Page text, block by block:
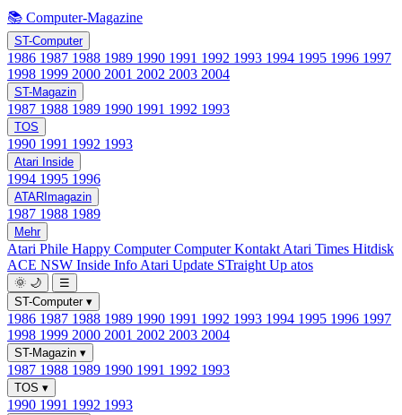
📚 Computer-Magazine
ST-Computer
1986 1987 1988 1989 1990 1991 1992 1993 1994 1995 1996 1997
1998 1999 2000 2001 2002 2003 2004
ST-Magazin
1987 1988 1989 1990 1991 1992 1993
TOS
1990 1991 1992 1993
Atari Inside
1994 1995 1996
ATARImagazin
1987 1988 1989
Mehr
Atari Phile Happy ComputerComputer Kontakt Atari Times Hitdisk
ACE NSW Inside Info Atari Update STraight Up atos
🌞 🌙
☰
ST-Computer ▾
1986 1987 1988 1989 1990 1991 1992 1993 1994 1995 1996 1997
1998 1999 2000 2001 2002 2003 2004
ST-Magazin ▾
1987 1988 1989 1990 1991 1992 1993
TOS ▾
1990 1991 1992 1993